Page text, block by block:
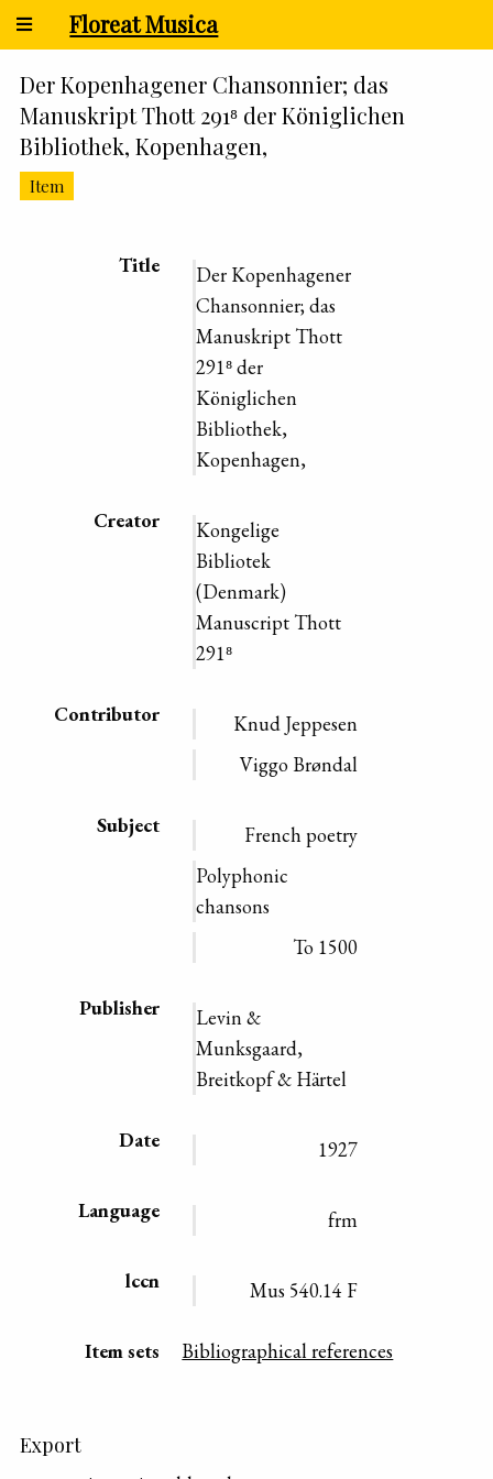
Floreat Musica
Der Kopenhagener Chansonnier; das
Manuskript Thott 291⁸ der Königlichen
Bibliothek, Kopenhagen,
Item
Title
Der Kopenhagener
Chansonnier; das
Manuskript Thott
291⁸ der
Königlichen
Bibliothek,
Kopenhagen,
Creator
Kongelige
Bibliotek
(Denmark)
Manuscript Thott
291⁸
Contributor
Knud Jeppesen
Viggo Brøndal
Subject
French poetry
Polyphonic
chansons
To 1500
Publisher
Levin &
Munksgaard,
Breitkopf & Härtel
Date 1927
Language frm
lccn Mus 540.14 F
Item sets Bibliographical references
Export